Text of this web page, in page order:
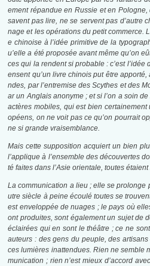
ement répandue en Russie et en
savent pas lire, ne se servent pas d’autre
nage et les opérations du petit commerce.
e chinoise à l’idée primitive de la
u’elle a été proposée avant même qu’on
ces qui la rendent si probable : c’est
ensent qu’un livre chinois put être
ndes, par l’entremise des Scythes et des
ar un Anglais anonyme ; et si l’on a soin
actères mobiles, qui est bien
opéens, on ne voit pas ce qu’on pourrait
ne si grande vraisemblance.
Mais cette supposition acquiert un bien
l’applique à l’ensemble des découvertes
té faites dans l’Asie orientale, toutes
La communication a lieu ; elle se prolonge
utre siècle à peine écoulé toutes se
est enveloppée de nuages ; le pays où
ont produites, sont également un sujet de
éclairées qui en sont le théâtre ; ce ne
auteurs : des gens du peuple, des
ces lumières inattendues. Rien ne semble
munication ; rien n’est mieux d’accord